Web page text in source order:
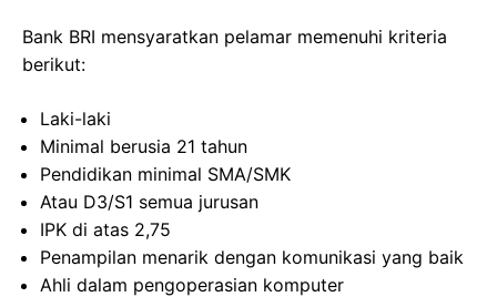
Bank BRI mensyaratkan pelamar memenuhi kriteria
berikut:
Laki-laki
Minimal berusia 21 tahun
Pendidikan minimal SMA/SMK
Atau D3/S1 semua jurusan
IPK di atas 2,75
Penampilan menarik dengan komunikasi yang baik
Ahli dalam pengoperasian komputer